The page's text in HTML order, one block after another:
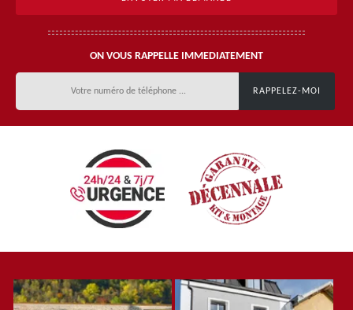
ON VOUS RAPPELLE IMMEDIATEMENT